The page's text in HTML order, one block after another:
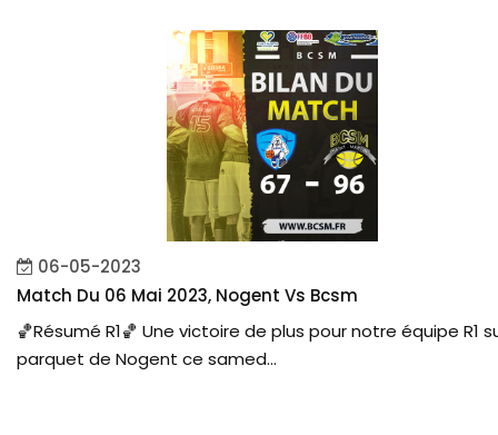
06-05-2023
Match Du 06 Mai 2023, Nogent Vs Bcsm
🏀Résumé R1🏀 Une victoire de plus pour notre équipe R1
parquet de Nogent ce samed...